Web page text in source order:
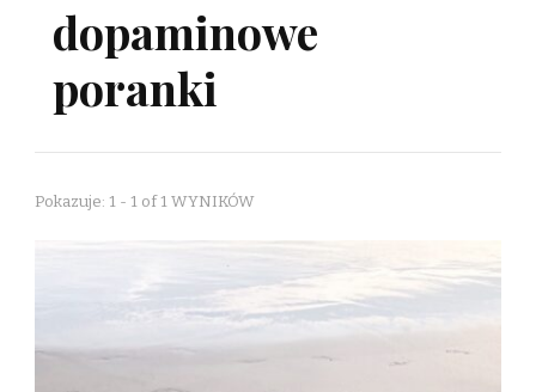
dopaminowe
poranki
Pokazuje: 1 - 1 of 1 WYNIKÓW